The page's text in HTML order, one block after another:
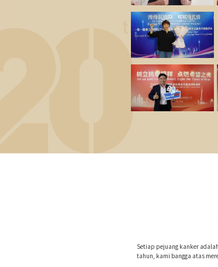
Setiap pejuang kanker
tahun, kami bangga atas